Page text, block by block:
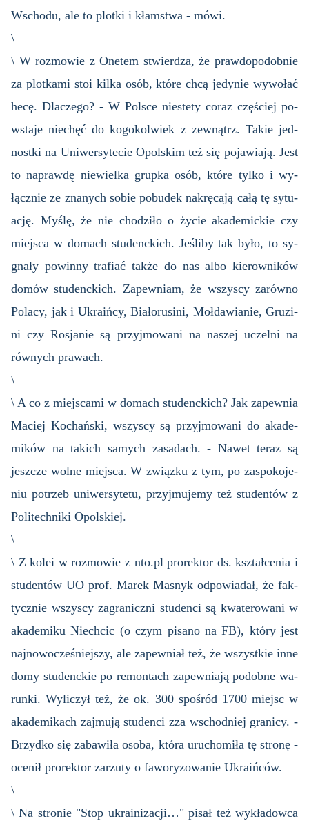
Wscho­du, ale to plot­ki i kłam­stwa - mówi.
\
\ W roz­mo­wie z One­tem stwier­dza, że praw­do­po­dob­nie
za plot­ka­mi stoi kilka osób, które chcą je­dy­nie wy­wo­łać
hecę. Dla­cze­go? - W Pol­sce nie­ste­ty coraz czę­ściej po­
wsta­je nie­chęć do ko­go­kol­wiek z ze­wnątrz. Takie jed­
nost­ki na Uni­wer­sy­te­cie Opol­skim też się po­ja­wia­ją. Jest
to na­praw­dę nie­wiel­ka grup­ka osób, które tylko i wy­
łącz­nie ze zna­nych sobie po­bu­dek na­krę­ca­ją całą tę sy­tu­
ację. Myślę, że nie cho­dzi­ło o życie aka­de­mic­kie czy
miej­sca w do­mach stu­denc­kich. Je­śli­by tak było, to sy­
gna­ły po­win­ny tra­fiać także do nas albo kie­row­ni­ków
domów stu­denc­kich. Za­pew­niam, że wszy­scy za­rów­no
Po­la­cy, jak i Ukra­iń­cy, Bia­ło­ru­si­ni, Moł­da­wia­nie, Gru­zi­
ni czy Ro­sja­nie są przyj­mo­wa­ni na na­szej uczel­ni na
rów­nych pra­wach.
\
\ A co z miej­sca­mi w do­mach stu­denc­kich? Jak za­pew­nia
Ma­ciej Ko­chań­ski, wszy­scy są przyj­mo­wa­ni do aka­de­
mi­ków na ta­kich sa­mych za­sa­dach. - Nawet teraz są
jesz­cze wolne miej­sca. W związ­ku z tym, po za­spo­ko­je­
niu po­trzeb uni­wer­sy­te­tu, przyj­mu­je­my też stu­den­tów z
Po­li­tech­ni­ki Opol­skiej.
\
\ Z kolei w roz­mo­wie z nto.​pl pro­rek­tor ds. kształ­ce­nia i
stu­den­tów UO prof. Marek Ma­snyk od­po­wia­dał, że fak­
tycz­nie wszy­scy za­gra­nicz­ni stu­den­ci są kwa­te­ro­wa­ni w
aka­de­mi­ku Nie­chcic (o czym pi­sa­no na FB), który jest
naj­no­wo­cze­śniej­szy, ale za­pew­niał też, że wszyst­kie inne
domy stu­denc­kie po re­mon­tach za­pew­nia­ją po­dob­ne wa­
run­ki. Wy­li­czył też, że ok. 300 spo­śród 1700 miejsc w
aka­de­mi­kach zaj­mu­ją stu­den­ci zza wschod­niej gra­ni­cy. -
Brzyd­ko się za­ba­wi­ła osoba, która uru­cho­mi­ła tę stro­nę -
oce­nił pro­rek­tor za­rzu­ty o fa­wo­ry­zo­wa­nie Ukra­iń­ców.
\
\ Na stro­nie "Stop ukra­ini­za­cji…" pisał też wy­kła­dow­ca